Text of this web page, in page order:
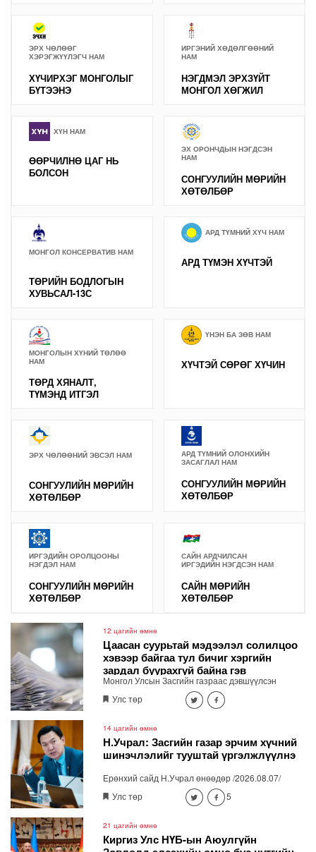
ЭРХ ЧӨЛӨӨГ
ХЭРЭГЖҮҮЛЭГЧ НАМ
ХҮЧИРХЭГ МОНГОЛЫГ
БҮТЭЭНЭ
ИРГЭНИЙ ХӨДӨЛГӨӨНИЙ
НАМ
НЭГДМЭЛ ЭРХЗҮЙТ
МОНГОЛ ХӨГЖИЛ
ХҮН НАМ
ӨӨРЧИЛНӨ ЦАГ НЬ
БОЛСОН
ЭХ ОРОНЧДЫН НЭГДСЭН
НАМ
СОНГУУЛИЙН МӨРИЙН
ХӨТӨЛБӨР
МОНГОЛ КОНСЕРВАТИВ НАМ
ТӨРИЙН БОДЛОГЫН
ХУВЬСАЛ-13С
АРД ТҮМНИЙ ХҮЧ НАМ
АРД ТҮМЭН ХҮЧТЭЙ
МОНГОЛЫН ХҮНИЙ ТӨЛӨӨ
НАМ
ТӨРД ХЯНАЛТ,
ТҮМЭНД ИТГЭЛ
ҮНЭН БА ЗӨВ НАМ
ХҮЧТЭЙ СӨРӨГ ХҮЧИН
ЭРХ ЧӨЛӨӨНИЙ ЭВСЭЛ НАМ
СОНГУУЛИЙН МӨРИЙН
ХӨТӨЛБӨР
АРД ТҮМНИЙ ОЛОНХИЙН
ЗАСАГЛАЛ НАМ
СОНГУУЛИЙН МӨРИЙН
ХӨТӨЛБӨР
ИРГЭДИЙН ОРОЛЦООНЫ
НЭГДЭЛ НАМ
СОНГУУЛИЙН МӨРИЙН
ХӨТӨЛБӨР
САЙН АРДЧИЛСАН
ИРГЭДИЙН НЭГДСЭН НАМ
САЙН МӨРИЙН
ХӨТӨЛБӨР
12 цагийн өмнө
Цаасан суурьтай мэдээлэл солилцоо
хэвээр байгаа тул бичиг хэргийн
зардал буурахгүй байна гэв
Монгол Улсын Засгийн газраас дэвшүүлсэн
“Чөлөөлье” үндэсний санаачилгын хүрээнд
төрийн үйл ажиллагааг цахим хэлбэрээр явуулах,
шуурхай хүргэх ажил шат дараатай хэрэгжиж
байна.
Улс төр
14 цагийн өмнө
Н.Учрал: Засгийн газар эрчим хүчний
шинэчлэлийг тууштай үргэлжлүүлнэ
Ерөнхий сайд Н.Учрал өнөөдөр /2026.08.07/
"ДЦС-3" ТӨХК-д ажиллаж, өвөлжилтийн бэлтгэл
ажлыг шалгалаа.
Улс төр 5
21 цагийн өмнө
Киргиз Улс НҮБ-ын Аюулгүйн